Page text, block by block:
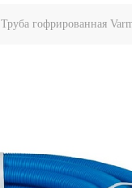
Труба гофрированная